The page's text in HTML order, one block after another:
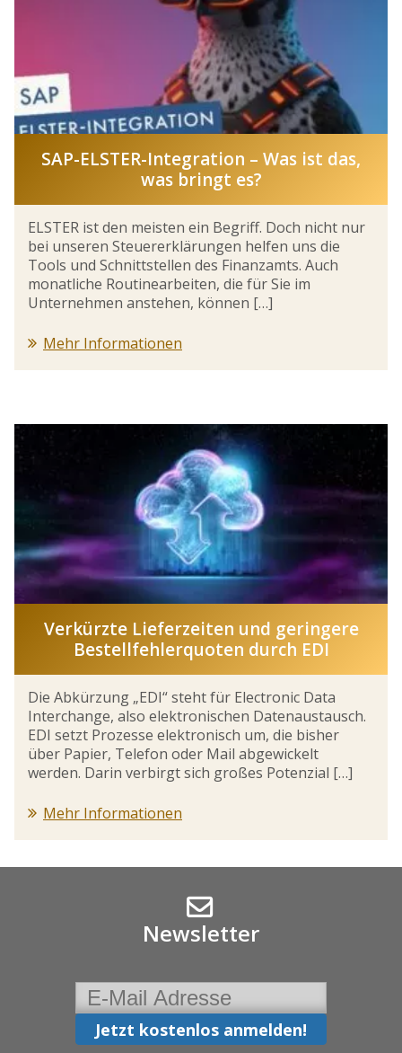
SAP-ELSTER-Integration – Was ist das,
was bringt es?
ELSTER ist den meisten ein Begriff. Doch nicht nur
bei unseren Steuererklärungen helfen uns die
Tools und Schnittstellen des Finanzamts. Auch
monatliche Routinearbeiten, die für Sie im
Unternehmen anstehen, können […]
Mehr Informationen
Verkürzte Lieferzeiten und geringere
Bestellfehlerquoten durch EDI
Die Abkürzung „EDI“ steht für Electronic Data
Interchange, also elektronischen Datenaustausch.
EDI setzt Prozesse elektronisch um, die bisher
über Papier, Telefon oder Mail abgewickelt
werden. Darin verbirgt sich großes Potenzial […]
Mehr Informationen
Newsletter